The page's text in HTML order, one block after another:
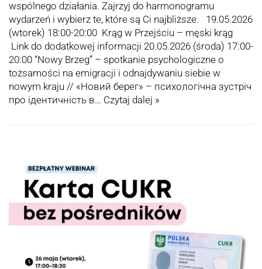
wspólnego działania. Zajrzyj do harmonogramu
wydarzeń i wybierz te, które są Ci najbliższe. 19.05.2026
(wtorek) 18:00-20:00 Krąg w Przejściu – męski krąg
Link do dodatkowej informacji 20.05.2026 (środa) 17:00-
20:00 “Nowy Brzeg” – spotkanie psychologiczne o
tożsamości na emigracji i odnajdywaniu siebie w
nowym kraju // «Новий берег» – психологічна зустріч
про ідентичність в… Czytaj dalej »